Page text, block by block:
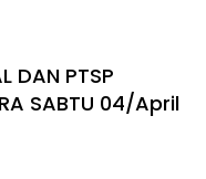
DAN PTSP
SABTU 04/April